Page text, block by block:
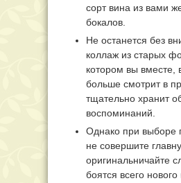
сорт вина из вами
бокалов.
Не останется без
коллаж из старых
котором вы вместе,
больше смотрит в
тщательно хранит
воспоминаний.
Однако при выборе
не совершите
оригинальничайте
боятся всего